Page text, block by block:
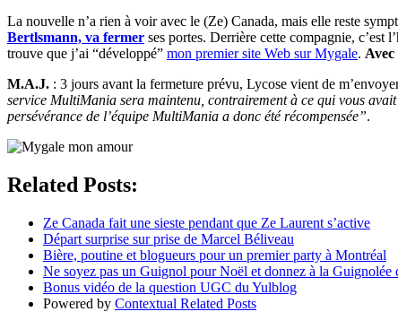
La nouvelle n’a rien à voir avec le (Ze) Canada, mais elle reste
Bertlsmann, va fermer ses portes. Derrière cette compagnie, c’est
trouve que j’ai “développé” mon premier site Web sur Mygale.
M.A.J. : 3 jours avant la fermeture prévu, Lycose vient de
service MultiMania sera maintenu, contrairement à ce qui vous
persévérance de l’équipe MultiMania a donc été récompensée”.
Related Posts:
Ze Canada fait une sieste pendant que Ze Laurent s’active
Départ surprise sur prise de Marcel Béliveau
Bière, poutine et blogueurs pour un premier party à Montréal
Ne soyez pas un Guignol pour Noël et donnez à la Guignolée
Bonus vidéo de la question UGC du Yulblog
Powered by Contextual Related Posts